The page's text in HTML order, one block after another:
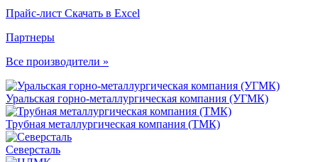
Прайс-лист Скачать в Excel
Партнеры
Все производители »
Уральская горно-металлургическая компания (УГМК)
Трубная металлургическая компания (ТМК)
Северсталь